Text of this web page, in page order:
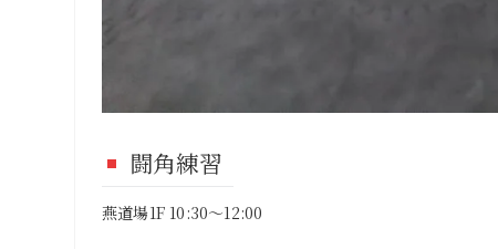
闘角練習
燕道場1F 10:30～12:00